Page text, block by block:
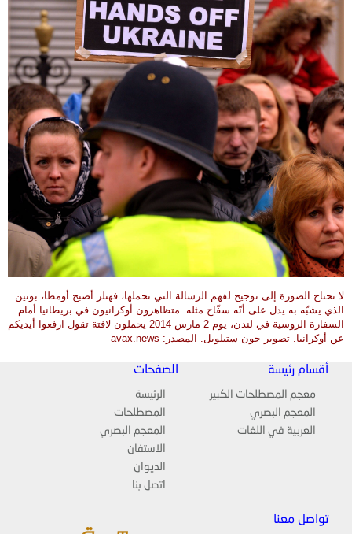
لا تحتاج الصورة إلى توجيح لفهم الرسالة التي تحملها، فهتلر أصبح أومطا، بوتين
الذي يشبّه به يدل على أنّه سفّاح مثله. متظاهرون أوكرانيون في بريطانيا أمام
السفارة الروسية في لندن، يوم 2 مارس 2014 يحملون لافتة تقول ارفعوا أيديكم
عن أوكرانيا. تصوير جون ستيلويل. المصدر: avax.news
أقسام رئيسة
معجم المصطلحات الكبير
المعجم البصري
العربية في اللغات
الصفحات
الرئيسة
المصطلحات
المعجم البصري
الاستفان
الديوان
اتصل بنا
تواصل معنا